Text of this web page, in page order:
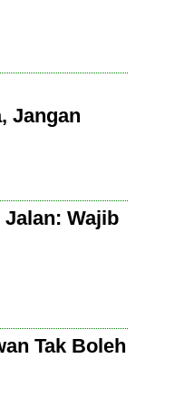
Jangan
Wajib
Tak Boleh